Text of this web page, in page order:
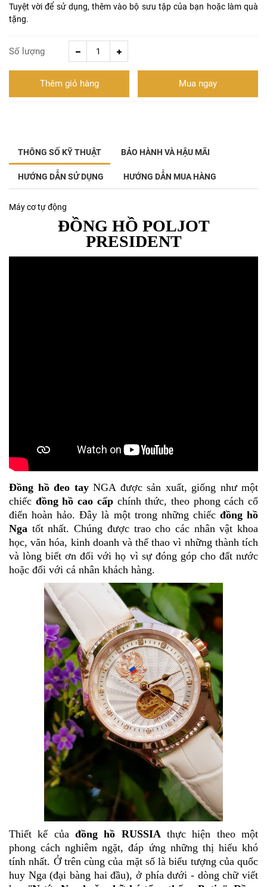
Tuyệt vời để sử dụng, thêm vào bộ sưu tập của bạn hoặc làm quà
tặng.
Số lượng
Thêm giỏ hàng Mua ngay
THÔNG SỐ KỸ THUẬT BẢO HÀNH VÀ HẬU MÃI
HƯỚNG DẪN SỬ DỤNG HƯỚNG DẪN MUA HÀNG
Máy cơ tự động
ĐỒNG HỒ POLJOT
PRESIDENT
Đồng hồ đeo tayNGA được sản xuất, giống như một
chiếc đồng hồ cao cấpchính thức, theo phong cách cổ
điển hoàn hảo. Đây là một trong những chiếc đồng hồ
Nga tốt nhất. Chúng được trao cho các nhân vật khoa
học, văn hóa, kinh doanh và thể thao vì những thành tích
và lòng biết ơn đối với họ vì sự đóng góp cho đất nước
hoặc đối với cá nhân khách hàng.
Thiết kế của đồng hồ RUSSIAthực hiện theo một
phong cách nghiêm ngặt, đáp ứng những thị hiếu khó
tính nhất. Ở trên cùng của mặt số là biểu tượng của quốc
huy Nga (đại bàng hai đầu), ở phía dưới - dòng chữ viết